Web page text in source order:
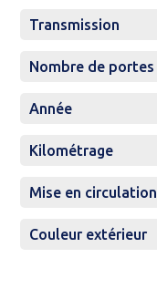
Transmission
Nombre de portes
Année
Kilométrage
Mise en circulation
Couleur extérieur